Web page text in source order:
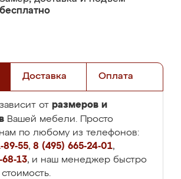
бесплатно
Доставка Оплата
от размеров и
Вашей мебели. Просто
по любому из телефонов:
89-55, 8 (495) 665-24-01,
13, и наш менеджер быстро